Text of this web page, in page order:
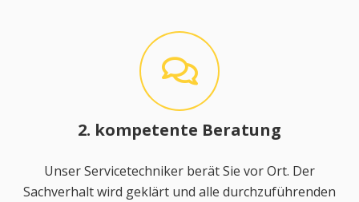
2. kompetente Beratung
Unser Servicetechniker berät Sie vor Ort. Der
Sachverhalt wird geklärt und alle durchzuführenden